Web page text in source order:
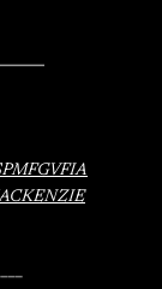
FGVFIA